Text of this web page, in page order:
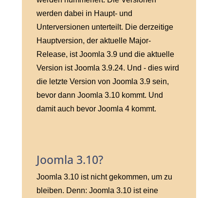
werden dabei in Haupt- und
Unterversionen unterteilt. Die derzeitige
Hauptversion, der aktuelle Major-
Release, ist Joomla 3.9 und die aktuelle
Version ist Joomla 3.9.24. Und - dies wird
die letzte Version von Joomla 3.9 sein,
bevor dann Joomla 3.10 kommt. Und
damit auch bevor Joomla 4 kommt.
Joomla 3.10?
Joomla 3.10 ist nicht gekommen, um zu
bleiben. Denn: Joomla 3.10 ist eine